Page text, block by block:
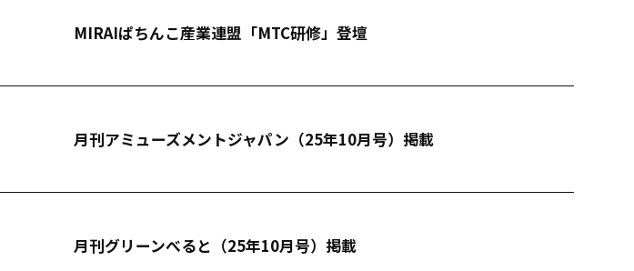
MIRAIぱちんこ産業連盟「MTC研修」登壇
月刊アミューズメントジャパン（25年10月号）掲載
月刊グリーンべると（25年10月号）掲載